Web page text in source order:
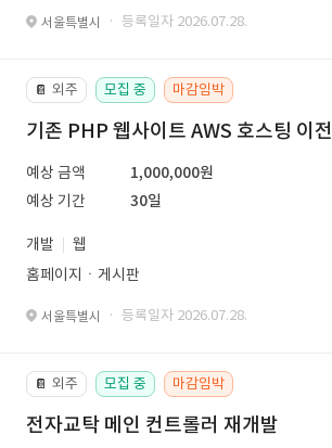
서울특별시 · 등록일자 2026.07.28.
📔 외주 모집 중 마감임박
기존 PHP 웹사이트 AWS 호스팅 이전
예상 금액
1,000,000원
예상 기간
30일
개발
웹
홈페이지ㆍ게시판
서울특별시 · 등록일자 2026.07.28.
📔 외주 모집 중 마감임박
전자교탁 메인 컨트롤러 재개발